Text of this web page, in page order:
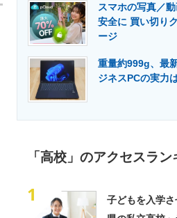
スマホの写真／
安全に 買い切り
ージ
重量約999g、最
ジネスPCの実力
「高校」のアクセスラン
1
子どもを入学